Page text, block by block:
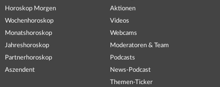
Horoskop Morgen
Wochenhoroskop
Monatshoroskop
Jahreshoroskop
Partnerhoroskop
Aszendent
Aktionen
Videos
Webcams
Moderatoren & Team
Podcasts
News-Podcast
Themen-Ticker